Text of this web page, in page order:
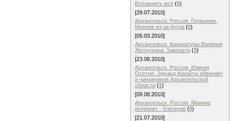
Вспомнить всё (0)
[29.07.2010]
Архангельск. Россия. Германия.
Мнение из-за бугра (0)
[05.03.2010]
Архангельск. Карикатуры Валерия
Житнухина. Зарплата (3)
[23.08.2010]
Архангельск. Россия. Южная
Осетия. Эдуард Кокойты обвиняет
и чиновников Архангельской
области (1)
[09.08.2010]
Архангельск. Россия. Мнение
интернет - блогеров (0)
[21.07.2010]